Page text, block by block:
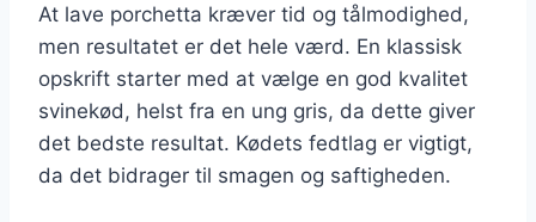
At lave porchetta kræver tid og tålmodighed,
men resultatet er det hele værd. En klassisk
opskrift starter med at vælge en god kvalitet
svinekød, helst fra en ung gris, da dette giver
det bedste resultat. Kødets fedtlag er vigtigt,
da det bidrager til smagen og saftigheden.